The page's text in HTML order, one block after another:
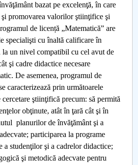
și Orientare în Carieră
ALUMNI – UPB
bazat pe excelenţă, în care
şi promovarea valorilor ştiinţifice şi
de licență „Matematică” are
specialişti cu înaltă calificare în
un nivel compatibil cu cel avut de
şi cadre didactice necesare
De asemenea, programul de
caracterizează prin următoarele
ştiinţifică precum: să permită
obţinute, atât în ţară cât şi în
planurilor de învăţământ şi a
participarea la programe
a studenţilor şi a cadrelor didactice;
şi metodică adecvate pentru